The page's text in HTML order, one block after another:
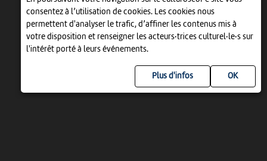
consentez à l’utilisation de cookies. Les cookies nous
permettent d'analyser le trafic, d’affiner les contenus mis à
votre disposition et renseigner les acteurs·trices culturel·le·s sur
l'intérêt porté à leurs événements.
Plus d'infos